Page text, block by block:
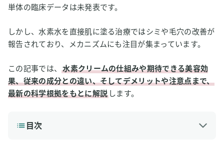
単体の臨床データは未発表です。
しかし、水素水を直接肌に塗る治療ではシミや毛穴の改善が
報告されており、メカニズムにも注目が集まっています。
この記事では、水素クリームの仕組みや期待できる美容効
果、従来の成分との違い、そしてデメリットや注意点まで、
最新の科学根拠をもとに解説 します。
目次